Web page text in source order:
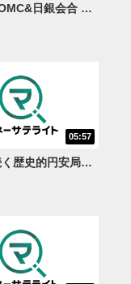
【7/27】FOMC&日銀会合 事前予想 円安・ドル高加速か？<FX MARKET VIEW＞
05:57
【7/21】続く歴史的円安局面 揉み合い継続or165円突破?＜FX MARKET VIEW＞